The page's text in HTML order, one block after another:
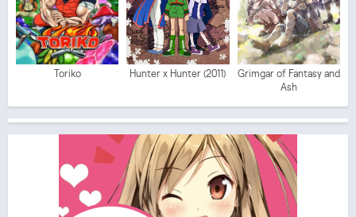
Toriko Hunter x Hunter (2011)
Grimgar of Fantasy and
Ash